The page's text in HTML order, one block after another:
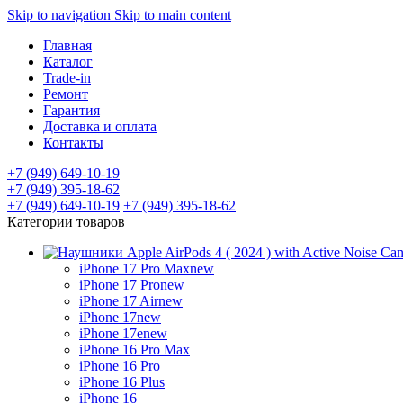
Skip to navigation Skip to main content
Главная
Каталог
Trade-in
Ремонт
Гарантия
Доставка и оплата
Контакты
+7 (949) 649-10-19
+7 (949) 395-18-62
+7 (949) 649-10-19 +7 (949) 395-18-62
Категории товаров
iPhone 17 Pro Maxnew
iPhone 17 Pronew
iPhone 17 Airnew
iPhone 17new
iPhone 17enew
iPhone 16 Pro Max
iPhone 16 Pro
iPhone 16 Plus
iPhone 16